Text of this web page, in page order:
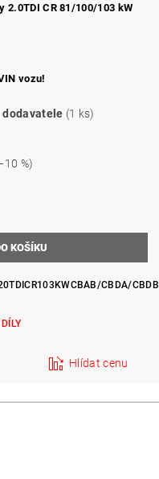
2.0TDI CR 81/100/103 kW
vozu!
dodavatele (1 ks)
%)
CBDA/
Hlídat cenu